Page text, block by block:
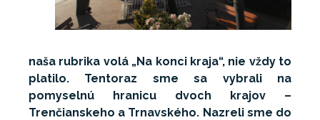
naša rubrika volá „Na konci kraja“, nie vždy to
platilo. Tentoraz sme sa vybrali na
pomyselnú hranicu dvoch krajov –
Trenčianskeho a Trnavského. Nazreli sme do